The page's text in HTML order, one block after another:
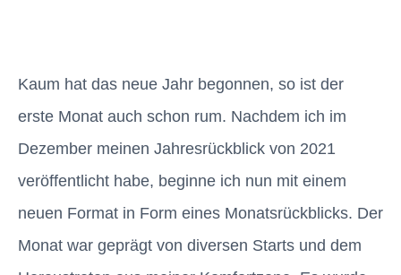
Kaum hat das neue Jahr begonnen, so ist der
erste Monat auch schon rum. Nachdem ich im
Dezember meinen Jahresrückblick von 2021
veröffentlicht habe, beginne ich nun mit einem
neuen Format in Form eines Monatsrückblicks. Der
Monat war geprägt von diversen Starts und dem